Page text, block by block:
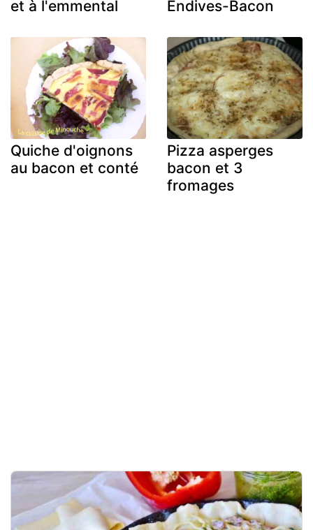
et à l'emmental Endives-Bacon
Quiche d'oignons
au bacon et conté
Pizza asperges
bacon et 3
fromages